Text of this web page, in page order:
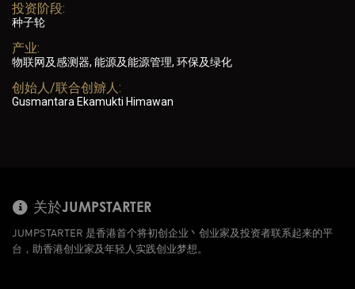
投资阶段:
种子轮
产业:
物联网及感测器, 能源及能源管理, 环保及绿化
创始人/联合创辧人:
Gusmantara Ekamukti Himawan
关於JUMPSTARTER
JUMPSTARTER 是香港首个将初创企业丶创业家及投资者联系起来的平
台，助香港创业家及年轻人实践创业梦想。